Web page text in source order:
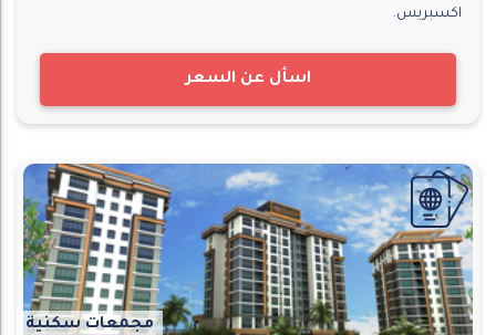
اكسبريس.
اسأل عن السعر
مجمعات سكنية